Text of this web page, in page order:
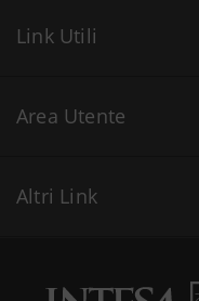
Link Utili
Area Utente
Altri Link